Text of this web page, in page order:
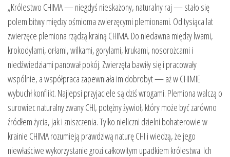
„Królestwo CHIMA — niegdyś nieskażony, naturalny raj — stało się
polem bitwy między ośmioma zwierzęcymi plemionami. Od tysiąca lat
zwierzęce plemiona rządzą krainą CHIMA. Do niedawna między lwami,
krokodylami, orłami, wilkami, gorylami, krukami, nosorożcami i
niedźwiedziami panował pokój. Zwierzęta bawiły się i pracowały
wspólnie, a współpraca zapewniała im dobrobyt — aż w CHIMIE
wybuchł konflikt. Najlepsi przyjaciele są dziś wrogami. Plemiona walczą o
surowiec naturalny zwany CHI, potężny żywioł, który może być zarówno
źródłem życia, jak i zniszczenia. Tylko nieliczni dzielni bohaterowie w
krainie CHIMA rozumieją prawdziwą naturę CHI i wiedzą, że jego
niewłaściwe wykorzystanie grozi całkowitym upadkiem królestwa. Ich